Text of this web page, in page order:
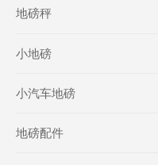
地磅秤
小地磅
小汽车地磅
地磅配件